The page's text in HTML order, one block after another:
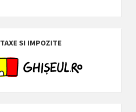
TAXE SI IMPOZITE